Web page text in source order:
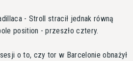
- Stroll stracił jednak równą
position - przeszło cztery.
o to, czy tor w Barcelonie obnażył